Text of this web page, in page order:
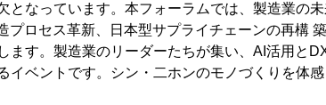
となっています。本フォーラムでは、製造業の
ロセス革新、日本型サプライチェーンの再構
ます。製造業のリーダーたちが集い、AI活用と
ベントです。シン・二ホンのモノづくりを体感